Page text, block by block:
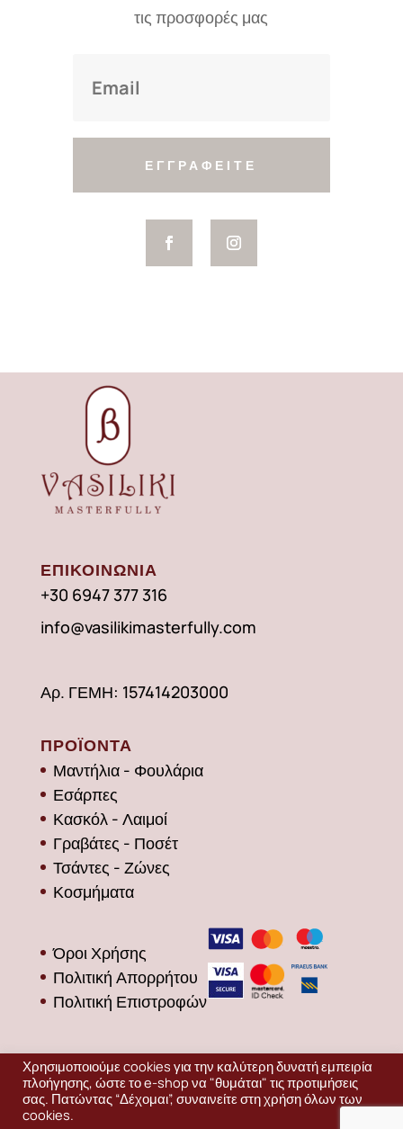
τις προσφορές μας
ΕΓΓΡΑΦΕΙΤΕ
ΕΠΙΚΟΙΝΩΝΙΑ
+30 6947 377 316
info@vasilikimasterfully.com
Αρ. ΓΕΜΗ: 157414203000
ΠΡΟΪΟΝΤΑ
Μαντήλια - Φουλάρια
Εσάρπες
Κασκόλ - Λαιμοί
Γραβάτες - Ποσέτ
Τσάντες - Ζώνες
Κοσμήματα
Όροι Χρήσης
Πολιτική Απορρήτου
Πολιτική Επιστροφών
Χρησιμοποιούμε cookies για την καλύτερη δυνατή εμπειρία
πλοήγησης, ώστε το e-shop να "θυμάται" τις προτιμήσεις
σας. Πατώντας “Δέχομαι”, συναινείτε στη χρήση όλων των
cookies.